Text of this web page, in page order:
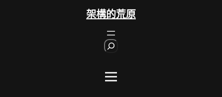
架構的荒原